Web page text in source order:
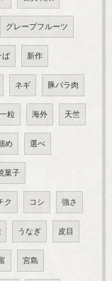
グレープフルーツ
ば 新作
ネギ 豚バラ肉
一粒 海外 天竺
め 選べ
菓子
ク コシ 強さ
うなぎ 皮目
宮島